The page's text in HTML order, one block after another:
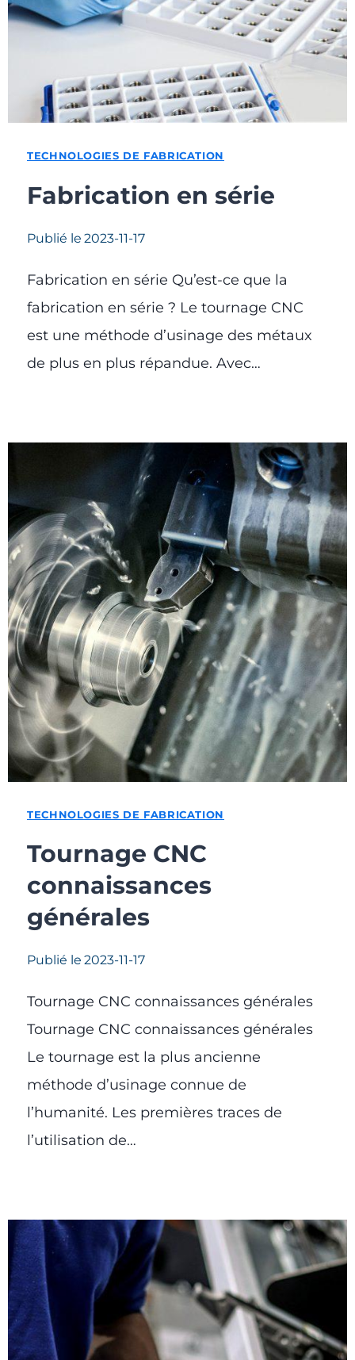
TECHNOLOGIES DE FABRICATION
Fabrication en série
Publié le 2023-11-17
Fabrication en série Qu’est-ce que la
fabrication en série ? Le tournage CNC
est une méthode d’usinage des métaux
de plus en plus répandue. Avec…
TECHNOLOGIES DE FABRICATION
Tournage CNC
connaissances
générales
Publié le 2023-11-17
Tournage CNC connaissances générales
Tournage CNC connaissances générales
Le tournage est la plus ancienne
méthode d’usinage connue de
l’humanité. Les premières traces de
l’utilisation de…